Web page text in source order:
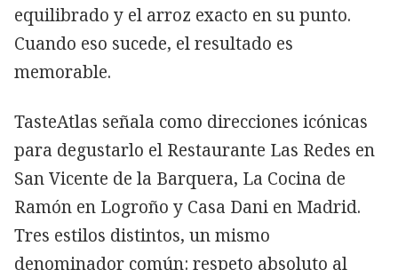
equilibrado y el arroz exacto en su punto.
Cuando eso sucede, el resultado es
memorable.
TasteAtlas señala como direcciones icónicas
para degustarlo el Restaurante Las Redes en
San Vicente de la Barquera, La Cocina de
Ramón en Logroño y Casa Dani en Madrid.
Tres estilos distintos, un mismo
denominador común: respeto absoluto al